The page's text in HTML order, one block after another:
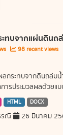
ทบจากแผ่นดินถ
98 recent views
กระทบจากดินถล่มน้
ารประมวลผลด้วยแ
HTML DOCX
รณี 26 มีนาคม